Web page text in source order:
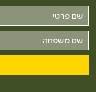
שם
פרטי
שם
משפחה